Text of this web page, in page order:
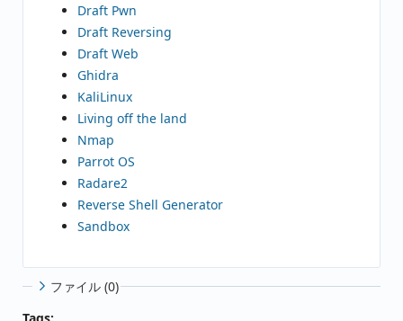
Draft Pwn
Draft Reversing
Draft Web
Ghidra
KaliLinux
Living off the land
Nmap
Parrot OS
Radare2
Reverse Shell Generator
Sandbox
ファイル (0)
Tags: